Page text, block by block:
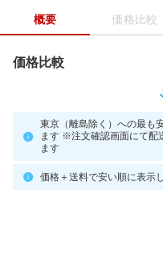
概要 価格比較
価格比較
東京（離島除く）への最も
ます ※注文確認画面にて配
ます
価格＋送料で安い順に表示